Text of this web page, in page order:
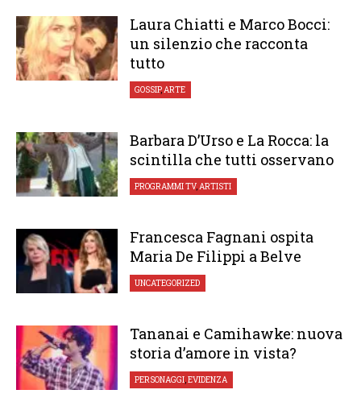
Laura Chiatti e Marco Bocci:
un silenzio che racconta
tutto
GOSSIP,ARTE
Barbara D’Urso e La Rocca: la
scintilla che tutti osservano
PROGRAMMI TV,ARTISTI
Francesca Fagnani ospita
Maria De Filippi a Belve
UNCATEGORIZED
Tananai e Camihawke: nuova
storia d’amore in vista?
PERSONAGGI,EVIDENZA